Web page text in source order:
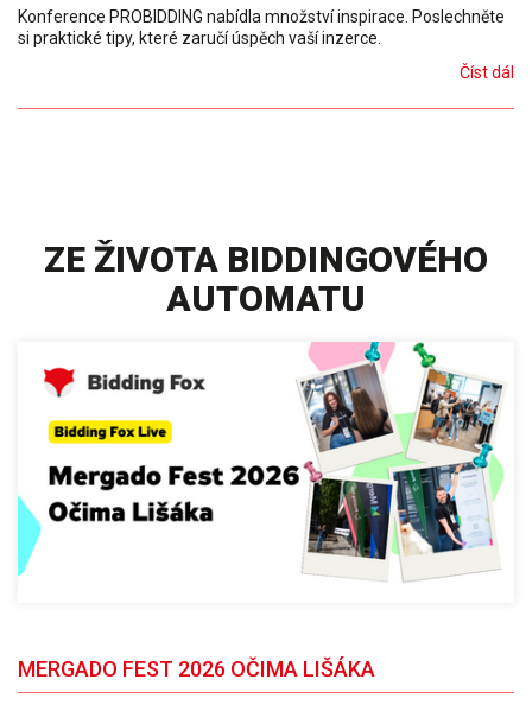
Konference PROBIDDING nabídla množství inspirace. Poslechněte
si praktické tipy, které zaručí úspěch vaší inzerce.
Číst dál
ZE ŽIVOTA BIDDINGOVÉHO
AUTOMATU
MERGADO FEST 2026 OČIMA LIŠÁKA